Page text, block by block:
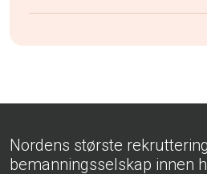
Nordens største
bemanningsselskap innen